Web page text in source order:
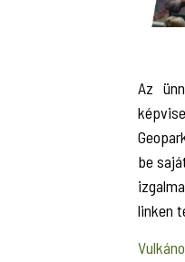
Az
be
linken